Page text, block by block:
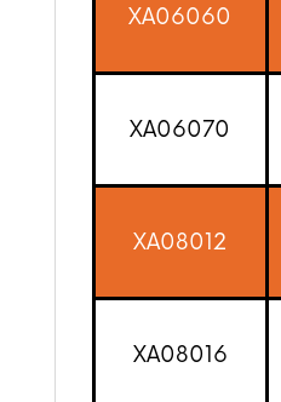
XA06060
XA06070
XA08012
XA08016